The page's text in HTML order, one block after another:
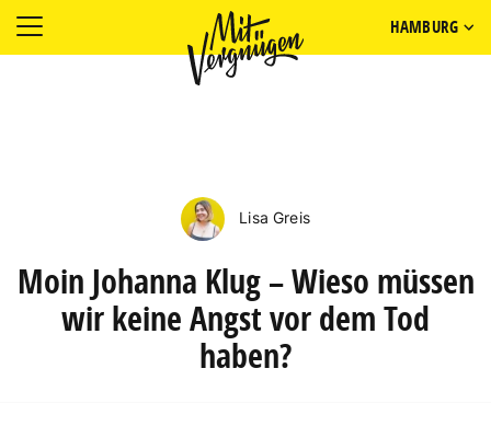
HAMBURG
Lisa Greis
Moin Johanna Klug – Wieso müssen
wir keine Angst vor dem Tod
haben?